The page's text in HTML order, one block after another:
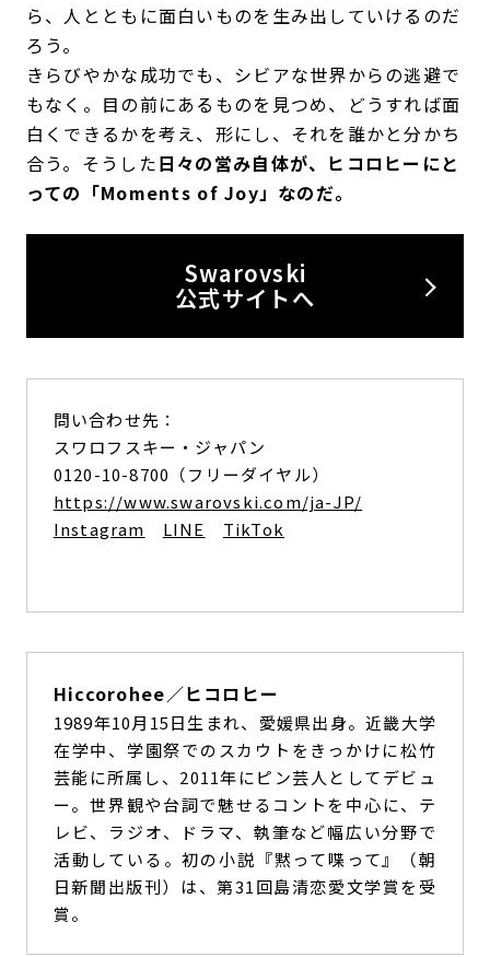
ら、人とともに面白いものを生み出していけるのだ
ろう。
きらびやかな成功でも、シビアな世界からの逃避で
もなく。目の前にあるものを見つめ、どうすれば面
白くできるかを考え、形にし、それを誰かと分かち
合う。そうした日々の営み自体が、ヒコロヒーにと
っての「Moments of Joy」なのだ。
Swarovski
公式サイトへ
問い合わせ先：
スワロフスキー・ジャパン
0120-10-8700（フリーダイヤル）
https://www.swarovski.com/ja-JP/
Instagram
LINE TikTok
Hiccorohee／ヒコロヒー
1989年10月15日生まれ、愛媛県出身。近畿大学
在学中、学園祭でのスカウトをきっかけに松竹
芸能に所属し、2011年にピン芸人としてデビュ
ー。世界観や台詞で魅せるコントを中心に、テ
レビ、ラジオ、ドラマ、執筆など幅広い分野で
活動している。初の小説『黙って喋って』（朝
日新聞出版刊）は、第31回島清恋愛文学賞を受
賞。